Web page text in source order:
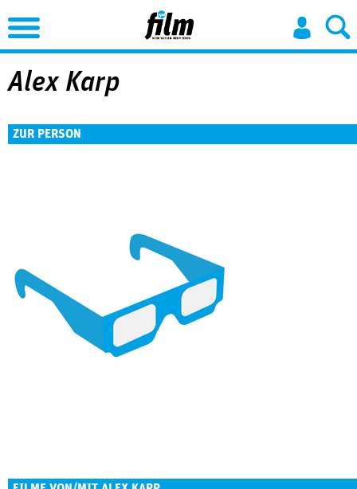
Jump to Navigation
Alex Karp
ZUR PERSON